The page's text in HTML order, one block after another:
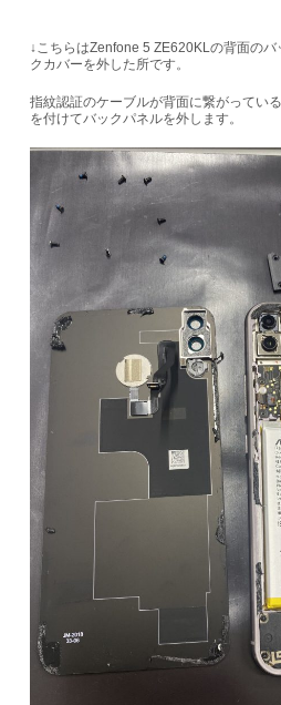
↓こちらはZenfone 5 ZE620KLの背面の
クカバーを外した所です。
指紋認証のケーブルが背面に繋がってい
を付けてバックパネルを外します。